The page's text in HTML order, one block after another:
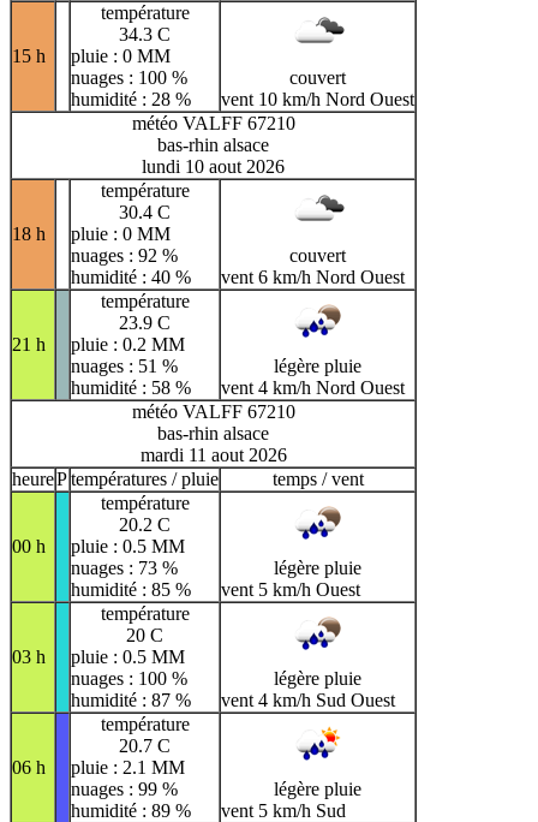
15 h
température
34.3 C
pluie : 0 MM
nuages : 100 %
humidité : 28 %
couvert
vent 10 km/h Nord Ouest
météo VALFF 67210
bas-rhin alsace
lundi 10 aout 2026
18 h
température
30.4 C
pluie : 0 MM
nuages : 92 %
humidité : 40 %
couvert
vent 6 km/h Nord Ouest
21 h
température
23.9 C
pluie : 0.2 MM
nuages : 51 %
humidité : 58 %
légère pluie
vent 4 km/h Nord Ouest
météo VALFF 67210
bas-rhin alsace
mardi 11 aout 2026
heurePtempératures / pluie temps / vent
00 h
température
20.2 C
pluie : 0.5 MM
nuages : 73 %
humidité : 85 %
légère pluie
vent 5 km/h Ouest
03 h
température
20 C
pluie : 0.5 MM
nuages : 100 %
humidité : 87 %
légère pluie
vent 4 km/h Sud Ouest
06 h
température
20.7 C
pluie : 2.1 MM
nuages : 99 %
humidité : 89 %
légère pluie
vent 5 km/h Sud